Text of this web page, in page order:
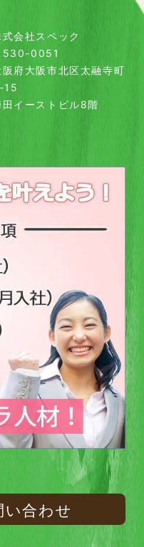
式会社スペック
530-0051
阪府大阪市北区太融寺町
15
田イーストビル8階
い合わせ